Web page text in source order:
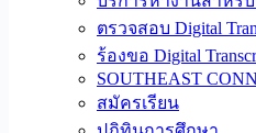
ตรวจสอบ Digital
ร้องขอ Digital
SOUTHEAST
สมัครเรียน